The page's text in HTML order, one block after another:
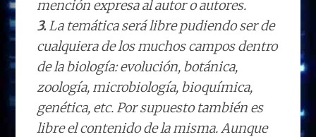
mención expresa al autor o autores.
3.La temática será libre pudiendo ser de
cualquiera de los muchos campos dentro
de la biología: evolución, botánica,
zoología, microbiología, bioquímica,
genética, etc. Por supuesto también es
libre el contenido de la misma. Aunque